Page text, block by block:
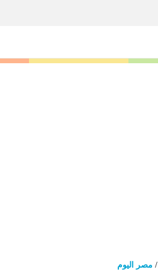
/ مصر اليوم